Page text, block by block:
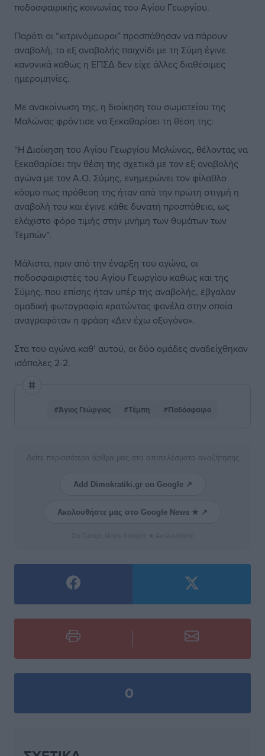
ποδοσφαιρικής κοινωνίας του Αγίου Γεωργίου.
Παρότι οι “κιτρινόμαυροι” προσπάθησαν να πάρουν
αναβολή, το εξ αναβολής παιχνίδι με τη Σύμη έγινε
κανονικά καθώς η ΕΠΣΔ δεν είχε άλλες διαθέσιμες
ημερομηνίες.
Με ανακοίνωση της, η διοίκηση του σωματείου της
Μαλώνας φρόντισε να ξεκαθαρίσει τη θέση της:
“Η Διοίκηση του Αγίου Γεωργίου Μαλώνας, θέλοντας να
ξεκαθαρίσει την θέση της σχετικά με τον εξ αναβολής
αγώνα με τον Α.Ο. Σύμης, ενημερώνει τον φίλαθλο
κόσμο πως πρόθεση της ήταν από την πρώτη στιγμή η
αναβολή του και έγινε κάθε δυνατή προσπάθεια, ως
ελάχιστο φόρο τιμής στην μνήμη των θυμάτων των
Τεμπών”.
Μάλιστα, πριν από την έναρξη του αγώνα, οι
ποδοσφαιριστές του Αγίου Γεωργίου καθώς και της
Σύμης, που επίσης ήταν υπέρ της αναβολής, έβγαλαν
ομαδική φωτογραφία κρατώντας φανέλα στην οποία
αναγραφόταν η φράση «Δεν έχω οξυγόνο».
Στα του αγώνα καθ’ αυτού, οι δύο ομάδες αναδείχθηκαν
ισόπαλες 2-2.
#Άγιος Γεώργιος #Τέμπη #Ποδόσφαιρο
Δείτε περισσότερα άρθρα μας στα αποτελέσματα αναζήτησης
Add Dimokratiki.gr on Google ↗
Ακολουθήστε μας στο Google News ★ ↗
0